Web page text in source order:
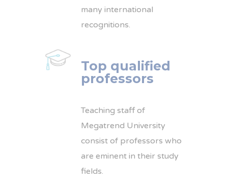
many international
recognitions.
Top qualified
professors
Teaching staff of
Megatrend University
consist of professors who
are eminent in their study
fields.